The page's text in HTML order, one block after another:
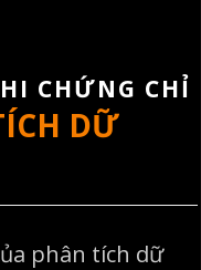
phân tích dữ
CHỨNG CHỈ
DỮ